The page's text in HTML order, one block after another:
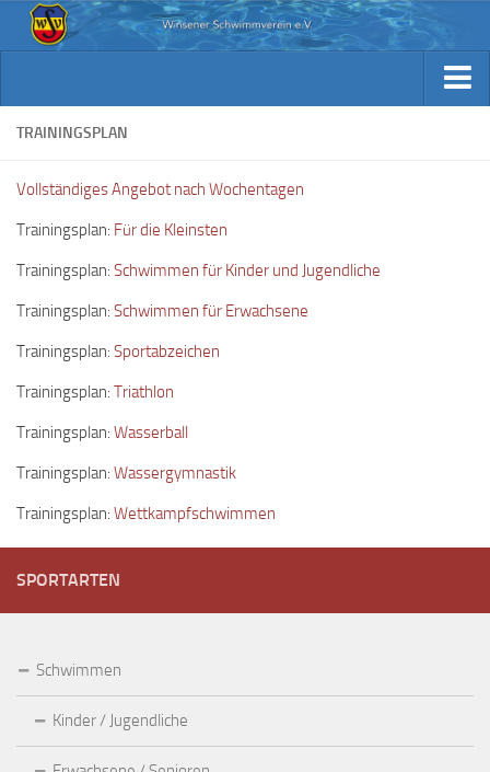
Verein / Kontakt
Sponsoren
Fotos
Beiträge & Downloads
Kennst Du schon…
Aktuelles
TRAININGSPLAN
Vollständiges Angebot nach Wochentagen
Trainingsplan: Für die Kleinsten
Trainingsplan: Schwimmen für Kinder und Jugendliche
Trainingsplan: Schwimmen für Erwachsene
Trainingsplan: Sportabzeichen
Trainingsplan: Triathlon
Trainingsplan: Wasserball
Trainingsplan: Wassergymnastik
Trainingsplan: Wettkampfschwimmen
SPORTARTEN
Schwimmen
Kinder / Jugendliche